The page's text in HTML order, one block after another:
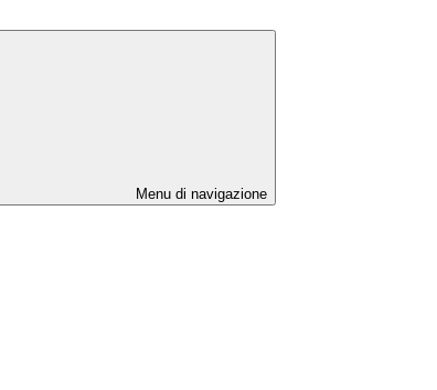
Menu di navigazione